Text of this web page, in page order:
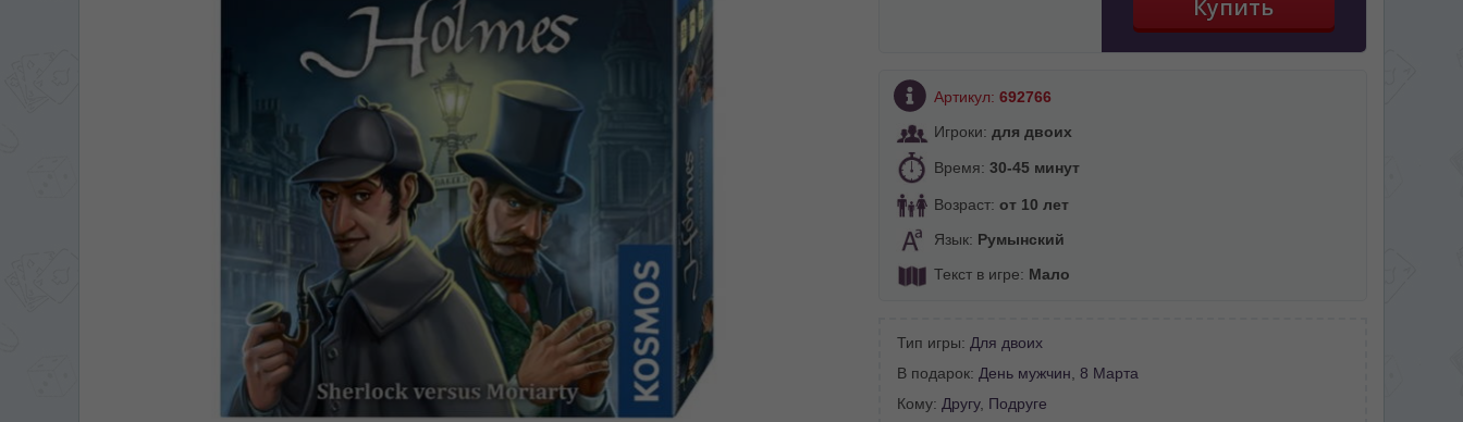
Артикул: 692766
Игроки: для двоих
Время: 30-45 минут
Возраст: от 10 лет
Язык: Румынский
Текст в игре: Мало
Тип игры: Для двоих
В подарок: День мужчин 8 Марта
Кому: Другу, Подруге
ЯЗЫК САЙТА / LIMBA SITE-ULUI